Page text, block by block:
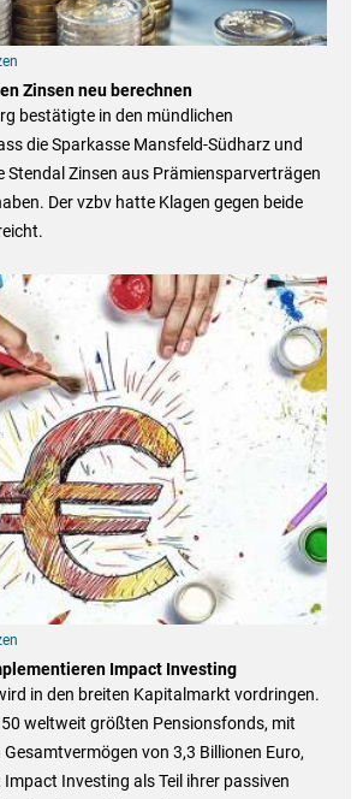
Zinsen neu berechnen
bestätigte in den mündlichen
die Sparkasse Mansfeld-Südharz und
Stendal Zinsen aus Prämiensparverträgen
Der vzbv hatte Klagen gegen beide
Impact Investing
in den breiten Kapitalmarkt vordringen.
weltweit größten Pensionsfonds, mit
von 3,3 Billionen Euro,
Investing als Teil ihrer passiven